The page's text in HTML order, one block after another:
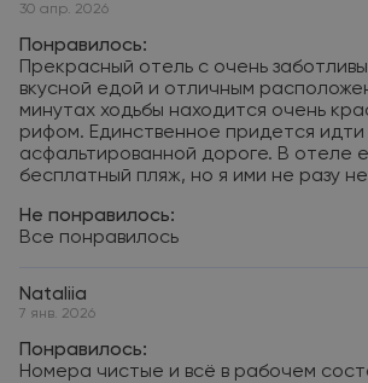
30 апр. 2026
Понравилось:
Прекрасный отель с очень
вкусной едой и отличным
минутах ходьбы находится очень
рифом. Единственное придется идти
асфальтированной дороге. В отеле
бесплатный пляж, но я ими не разу
Не понравилось:
Все понравилось
Nataliia
7 янв. 2026
Понравилось:
Номера чистые и всё в рабочем